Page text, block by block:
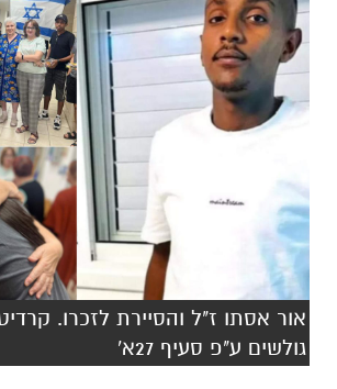
אור אסתו ז"ל והסיירת לזכרו.
גולשים ע"פ סעיף 27א'